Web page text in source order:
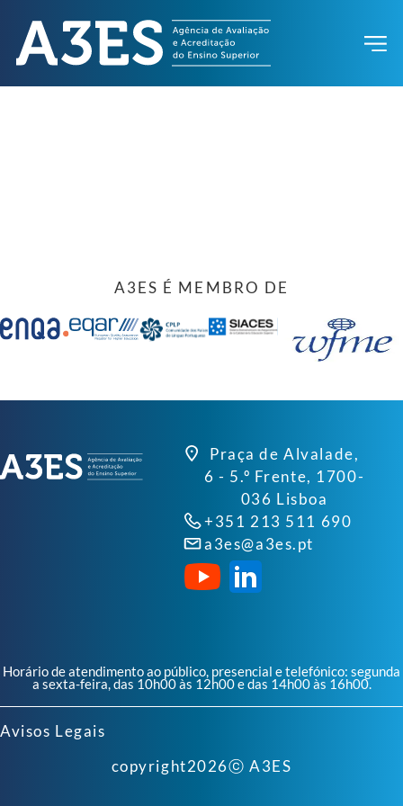
A3ES É MEMBRO DE
Praça de Alvalade,
6 - 5.º Frente, 1700-
036 Lisboa
+351 213 511 690
a3es@a3es.pt
Horário de atendimento ao público, presencial e telefónico: segunda
a sexta-feira, das 10h00 às 12h00 e das 14h00 às 16h00.
Avisos Legais
copyright2026ⓒ A3ES